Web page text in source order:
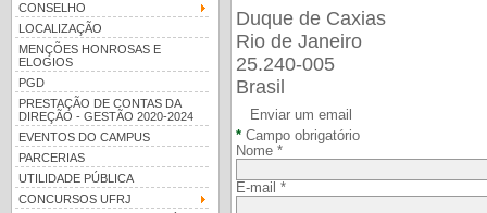
CONSELHO
LOCALIZAÇÃO
MENÇÕES HONROSAS E
ELOGIOS
PGD
PRESTAÇÃO DE CONTAS DA
DIREÇÃO - GESTÃO 2020-2024
EVENTOS DO CAMPUS
PARCERIAS
UTILIDADE PÚBLICA
CONCURSOS UFRJ
Duque de Caxias
Rio de Janeiro
25.240-005
Brasil
Enviar um email
*Campo obrigatório
Nome*
E-mail *